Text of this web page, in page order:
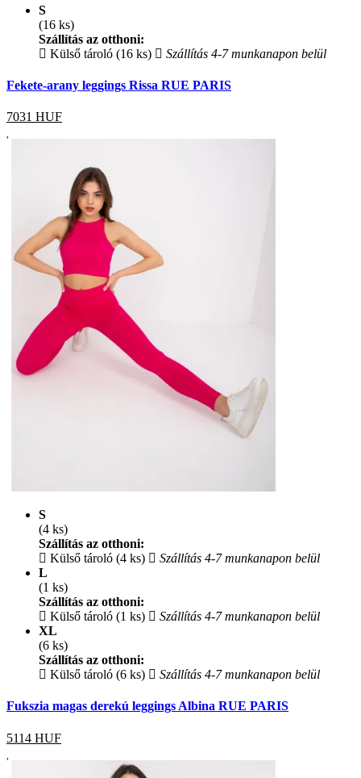
S
(16 ks)
Szállítás az otthoni:
Külső tároló (16 ks)
Szállítás 4-7 munkanapon belül
Fekete-arany leggings Rissa RUE PARIS
7031 HUF
S
(4 ks)
Szállítás az otthoni:
Külső tároló (4 ks)
Szállítás 4-7 munkanapon belül
L
(1 ks)
Szállítás az otthoni:
Külső tároló (1 ks)
Szállítás 4-7 munkanapon belül
XL
(6 ks)
Szállítás az otthoni:
Külső tároló (6 ks)
Szállítás 4-7 munkanapon belül
Fukszia magas derekú leggings Albina RUE PARIS
5114 HUF